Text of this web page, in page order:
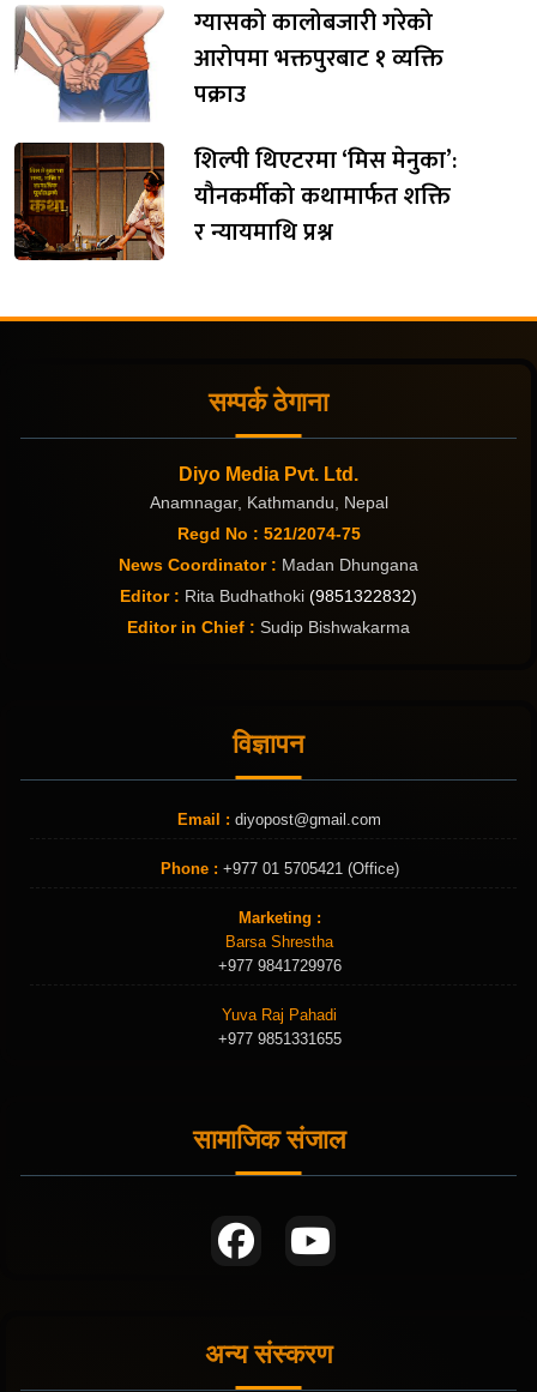
ग्यासको कालोबजारी गरेको
आरोपमा भक्तपुरबाट १ व्यक्ति
पक्राउ
शिल्पी थिएटरमा ‘मिस मेनुका’:
यौनकर्मीको कथामार्फत शक्ति
र न्यायमाथि प्रश्न
सम्पर्क ठेगाना
Diyo Media Pvt. Ltd.
Anamnagar, Kathmandu, Nepal
Regd No : 521/2074-75
News Coordinator : Madan Dhungana
Editor : Rita Budhathoki (9851322832)
Editor in Chief : Sudip Bishwakarma
विज्ञापन
Email : diyopost@gmail.com
Phone : +977 01 5705421 (Office)
Marketing :
Barsa Shrestha
+977 9841729976
Yuva Raj Pahadi
+977 9851331655
सामाजिक संजाल
अन्य संस्करण